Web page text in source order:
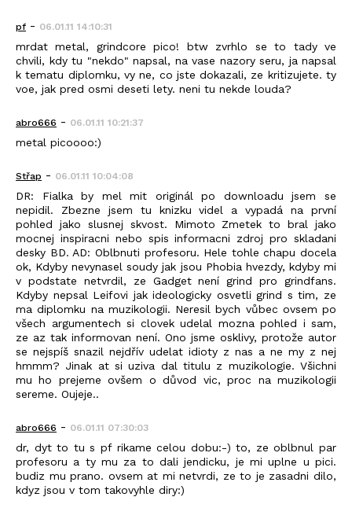
pf - 06.01.11 14:10:31
mrdat metal, grindcore pico! btw zvrhlo se to tady ve
chvili, kdy tu "nekdo" napsal, na vase nazory seru, ja napsal
k tematu diplomku, vy ne, co jste dokazali, ze kritizujete. ty
voe, jak pred osmi deseti lety. neni tu nekde louda?
abro666 - 06.01.11 10:21:37
metal picoooo:)
Střap - 06.01.11 10:04:08
DR: Fialka by mel mit originál po downloadu jsem se
nepidil. Zbezne jsem tu knizku videl a vypadá na první
pohled jako slusnej skvost. Mimoto Zmetek to bral jako
mocnej inspiracni nebo spis informacni zdroj pro skladani
desky BD. AD: Oblbnuti profesoru. Hele tohle chapu docela
ok, Kdyby nevynasel soudy jak jsou Phobia hvezdy, kdyby mi
v podstate netvrdil, ze Gadget není grind pro grindfans.
Kdyby nepsal Leifovi jak ideologicky osvetli grind s tim, ze
ma diplomku na muzikologii. Neresil bych vůbec ovsem po
všech argumentech si clovek udelal mozna pohled i sam,
ze az tak informovan není. Ono jsme osklivy, protože autor
se nejspíš snazil nejdřív udelat idioty z nas a ne my z nej
hmmm? Jinak at si uziva dal titulu z muzikologie. Všichni
mu ho prejeme ovšem o důvod vic, proc na muzikologii
sereme. Oujeje..
abro666 - 06.01.11 07:30:03
dr, dyt to tu s pf rikame celou dobu:-) to, ze oblbnul par
profesoru a ty mu za to dali jendicku, je mi uplne u pici.
budiz mu prano. ovsem at mi netvrdi, ze to je zasadni dilo,
kdyz jsou v tom takovyhle diry:)